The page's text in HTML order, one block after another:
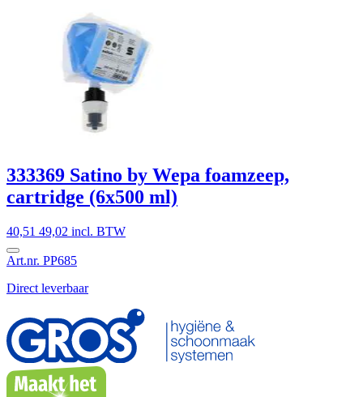
333369 Satino by Wepa foamzeep,
cartridge (6x500 ml)
40,51 49,02 incl. BTW
Art.nr. PP685
Direct leverbaar